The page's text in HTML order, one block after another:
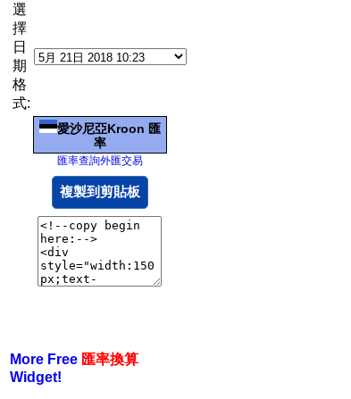
選
擇
日
期
格
式:
愛沙尼亞Kroon 匯
率
匯率查詢外匯交易
複製到剪貼板
More Free 匯率換算
Widget!